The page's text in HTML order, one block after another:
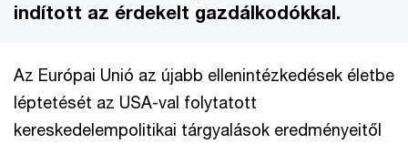
indított az érdekelt gazdálkodókkal.
Az Európai Unió az újabb ellenintézkedések életbe
léptetését az USA-val folytatott
kereskedelempolitikai tárgyalások eredményeitől